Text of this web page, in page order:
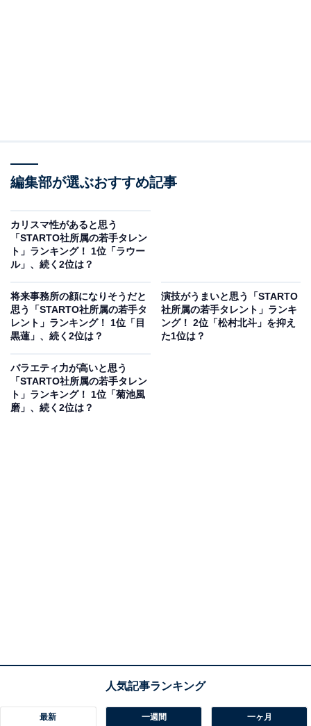
編集部が選ぶおすすめ記事
カリスマ性があると思う
「STARTO社所属の若手タレン
ト」ランキング！ 1位「ラウー
ル」、続く2位は？
将来事務所の顔になりそうだと
思う「STARTO社所属の若手タ
レント」ランキング！ 1位「目
黒蓮」、続く2位は？
演技がうまいと思う「STARTO
社所属の若手タレント」ランキ
ング！ 2位「松村北斗」を抑え
た1位は？
バラエティ力が高いと思う
「STARTO社所属の若手タレン
ト」ランキング！ 1位「菊池風
磨」、続く2位は？
最新 一週間 一ヶ月